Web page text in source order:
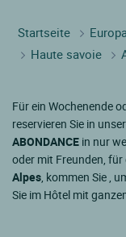
Startseite
Haute savoie
Für ein Wochenende
reservieren Sie in
ABONDANCE in nur
oder mit Freunden, für
Alpes, kommen Sie ,
Sie im Hôtel mit